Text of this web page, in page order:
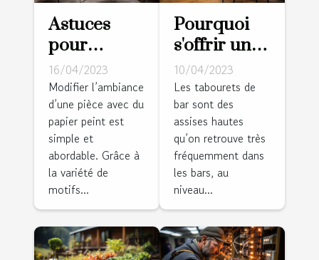
Astuces
pour
modifier
l’ambiance
d’un cadre
avec du
papier
peint
16/04/2023
Modifier l’ambiance
d’une pièce avec du
papier peint est
simple et
abordable. Grâce à
la variété de
motifs...
Pourquoi
s'offrir un
tabouret de
bar ?
10/04/2023
Les tabourets de
bar sont des
assises hautes
qu’on retrouve très
fréquemment dans
les bars, au
niveau...